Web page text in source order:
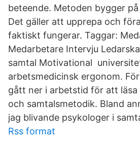
beteende. Metoden bygger
Det gäller att upprepa och
faktiskt fungerar. Taggar:
Medarbetare Intervju
samtal Motivational
arbetsmedicinsk ergonom.
gått ner i arbetstid för att läsa
och samtalsmetodik. Bland
jag blivande psykologer i
Rss format